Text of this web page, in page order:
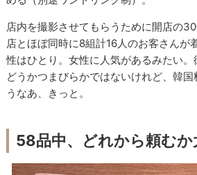
店内を撮影させてもらうために開店の
店とほぼ同時に8組計16人のお客さんが
性はひとり。女性に人気があるみたい
どうかつまびらかではないけれど、韓
うなあ、きっと。
58品中、どれから頼むか